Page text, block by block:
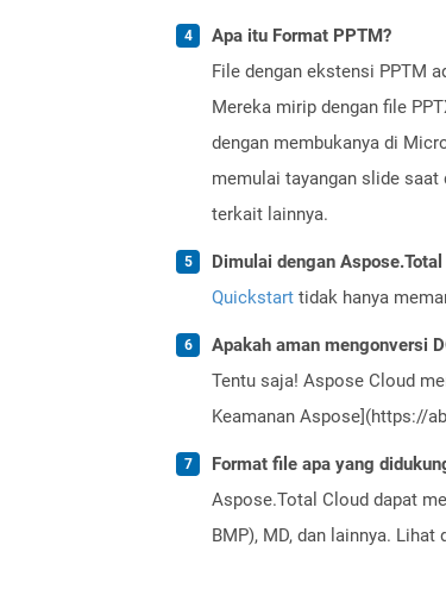
Apa itu Format PPTM?
File dengan ekstensi PPTM
Mereka mirip dengan file
dengan membukanya di
memulai tayangan slide saat
terkait lainnya.
Dimulai dengan
Quickstart tidak hanya
Apakah aman mengonversi
Tentu saja! Aspose Cloud
Keamanan Aspose](https://
Format file apa yang
Aspose.Total Cloud dapat
BMP), MD, dan lainnya. Lihat